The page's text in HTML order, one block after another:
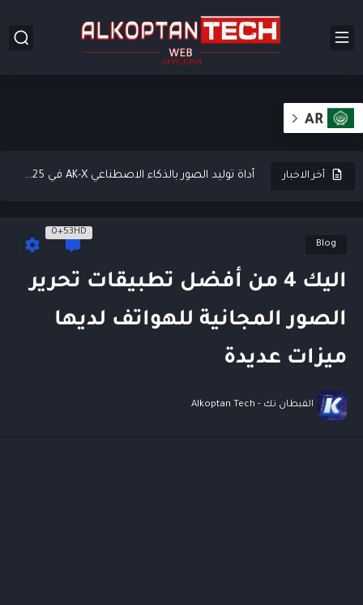
AR
أخر الاخبار أداة توليد الصور بالذكاء الاصطناعي AK-X في 2025 (التحديث الجديد)...
YT Genius أفضل أداة AI لتوليد محتوى يوتيوب محسن للسيو... Blog
0+53HD
اليك 4 من أفضل تطبيقات تحرير
الصور المجانية للهواتف لديها
ميزات عديدة
القبطان تك - Alkoptan Tech